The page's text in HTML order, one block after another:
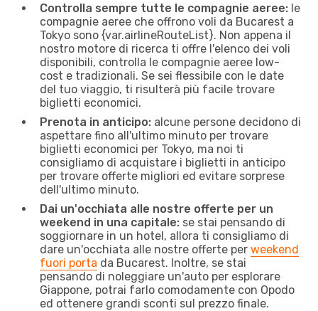
Controlla sempre tutte le compagnie aeree: le
compagnie aeree che offrono voli da Bucarest a
Tokyo sono {​var.airlineRouteList}. Non appena il
nostro motore di ricerca ti offre l'elenco dei voli
disponibili, controlla le compagnie aeree low-
cost e tradizionali. Se sei flessibile con le date
del tuo viaggio, ti risulterà più facile trovare
biglietti economici.
Prenota in anticipo: alcune persone decidono di
aspettare fino all'ultimo minuto per trovare
biglietti economici per Tokyo, ma noi ti
consigliamo di acquistare i biglietti in anticipo
per trovare offerte migliori ed evitare sorprese
dell'ultimo minuto.
Dai un'occhiata alle nostre offerte per un
weekend in una capitale: se stai pensando di
soggiornare in un hotel, allora ti consigliamo di
dare un'occhiata alle nostre offerte per weekend
fuori porta da Bucarest. Inoltre, se stai
pensando di noleggiare un'auto per esplorare
Giappone, potrai farlo comodamente con Opodo
ed ottenere grandi sconti sul prezzo finale.